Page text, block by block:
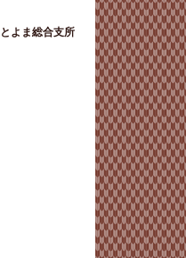
とよま総合支所